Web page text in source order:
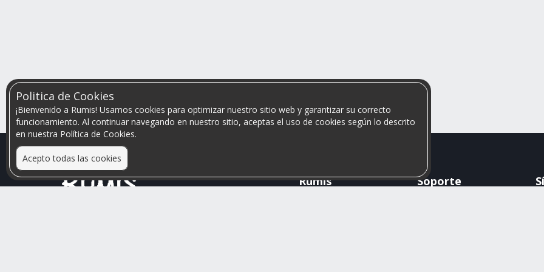
Politica de Cookies
¡Bienvenido a Rumis! Usamos cookies para optimizar nuestro sitio web y garantizar su correcto
funcionamiento. Al continuar navegando en nuestro sitio, aceptas el uso de cookies según lo descrito
en nuestra Política de Cookies.
Acepto todas las cookies
Rumis Soporte